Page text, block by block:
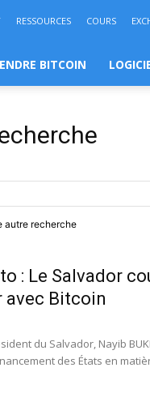
RESSOURCES COURS
BITCOIN
autre recherche
: Le Salvador
avec Bitcoin
du Salvador, Nayib
des États en